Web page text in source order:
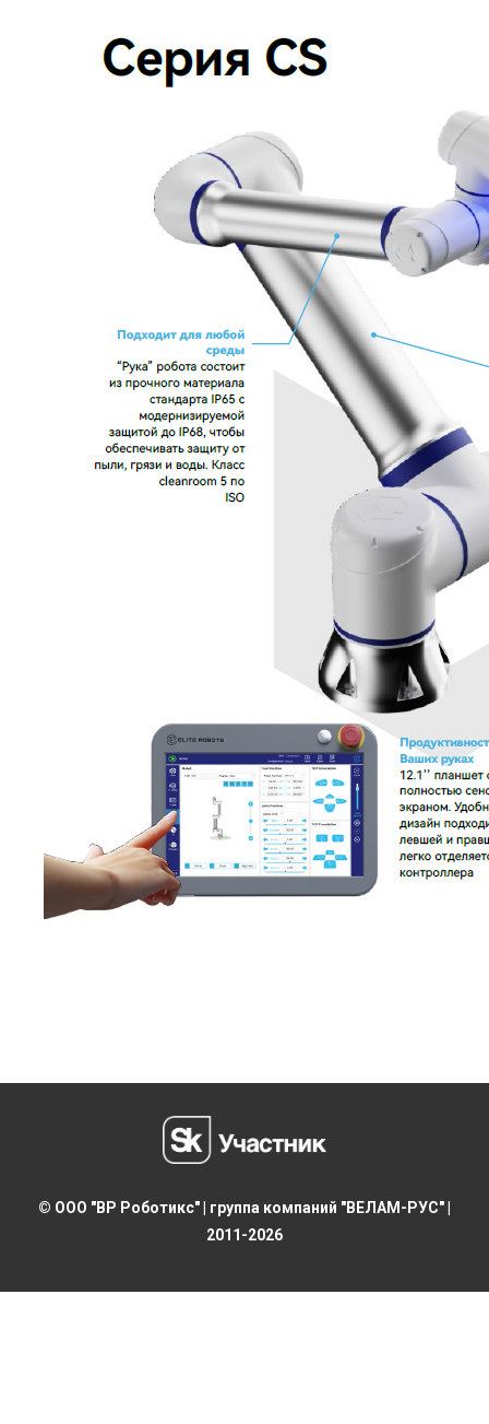
© ООО "ВР Роботикс" | группа компаний "ВЕЛАМ-РУС" |
2011-2026